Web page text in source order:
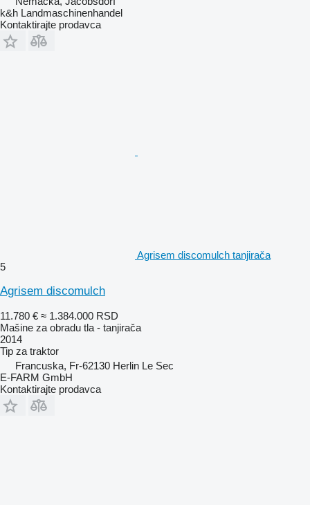
k&h Landmaschinenhandel
Kontaktirajte prodavca
Agrisem discomulch tanjirača
5
Agrisem discomulch
11.780 € ≈ 1.384.000 RSD
Mašine za obradu tla - tanjirača
2014
Tip za traktor
Francuska, Fr-62130 Herlin Le Sec
E-FARM GmbH
Kontaktirajte prodavca